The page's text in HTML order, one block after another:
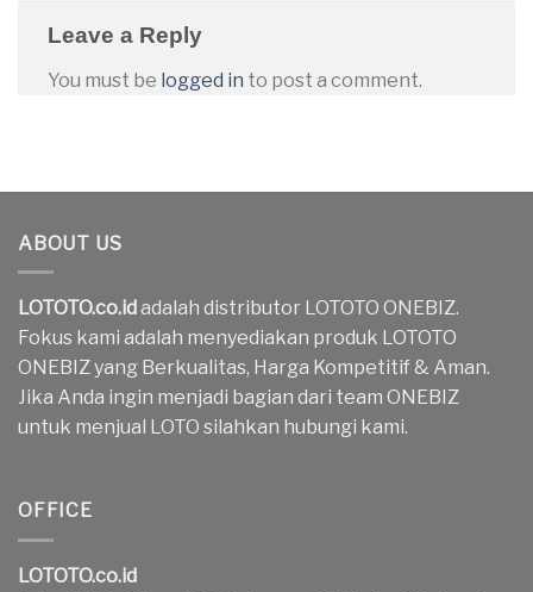
Leave a Reply
You must be logged in to post a comment.
ABOUT US
LOTOTO.co.id adalah distributor LOTOTO ONEBIZ.
Fokus kami adalah menyediakan produk LOTOTO
ONEBIZ yang Berkualitas, Harga Kompetitif & Aman.
Jika Anda ingin menjadi bagian dari team ONEBIZ
untuk menjual LOTO silahkan hubungi kami.
OFFICE
LOTOTO.co.id